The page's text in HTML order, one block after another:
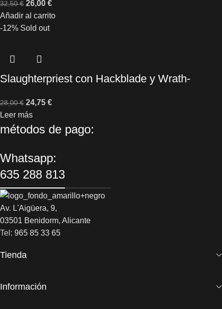
32,50€ 26,00 €
Añadir al carrito
-12% Sold out
Slaughterpriest con Hackblade y Wrath-
28,00€ 24,75 €
Leer más
métodos de pago:
Whatsapp:
635 288 813
Av. L'Aigüera, 9,
03501 Benidorm, Alicante
Tel: 965 85 33 65
Tienda
Información